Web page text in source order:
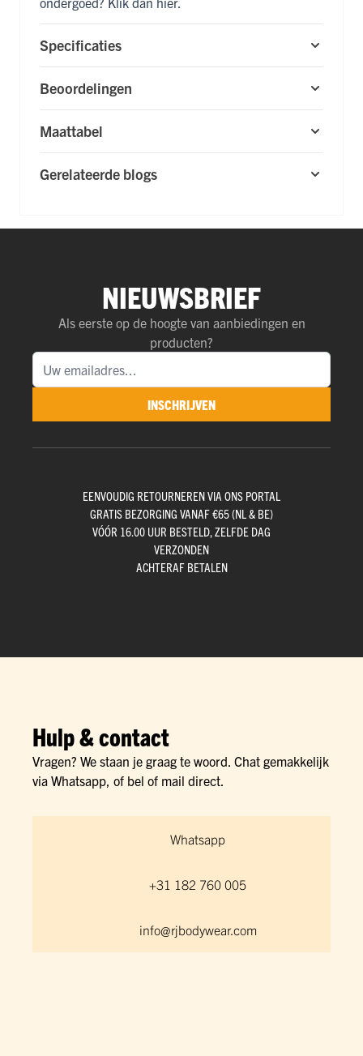
Specificaties
Beoordelingen
Maattabel
Gerelateerde blogs
NIEUWSBRIEF
Als eerste op de hoogte van aanbiedingen en
producten?
INSCHRIJVEN
EENVOUDIG RETOURNEREN VIA ONS PORTAL
GRATIS BEZORGING VANAF €65 (NL & BE)
VÓÓR 16.00 UUR BESTELD, ZELFDE DAG
VERZONDEN
ACHTERAF BETALEN
Hulp & contact
Vragen? We staan je graag te woord. Chat gemakkelijk
via Whatsapp, of bel of mail direct.
Whatsapp
+31 182 760 005
info@rjbodywear.com